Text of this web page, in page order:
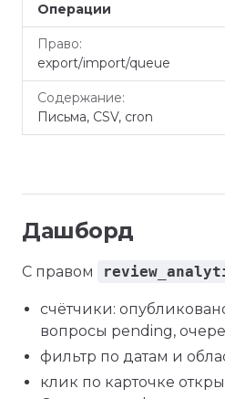
Операции
export/import/queue
Письма, CSV, cron
Дашборд
С правом
счётчики:
вопросы pending,
фильтр по датам и
клик по карточке